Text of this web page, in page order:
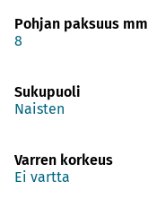
Pohjan paksuus mm
8
Sukupuoli
Naisten
Varren korkeus
Ei vartta